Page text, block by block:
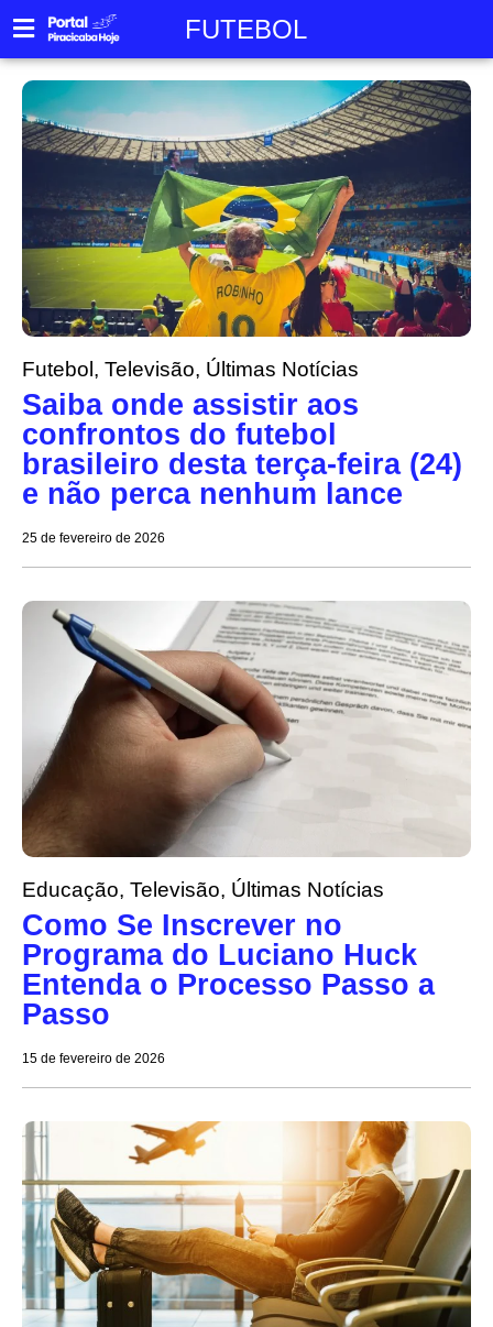
FUTEBOL
Futebol , Televisão, Últimas Notícias
Saiba onde assistir aos
confrontos do futebol
brasileiro desta terça-feira (24)
e não perca nenhum lance
25 de fevereiro de 2026
Educação, Televisão, Últimas Notícias
Como Se Inscrever no
Programa do Luciano Huck
Entenda o Processo Passo a
Passo
15 de fevereiro de 2026